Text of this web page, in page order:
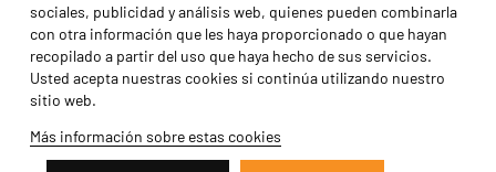
sociales, publicidad y análisis web, quienes pueden combinarla
con otra información que les haya proporcionado o que hayan
recopilado a partir del uso que haya hecho de sus servicios.
Usted acepta nuestras cookies si continúa utilizando nuestro
sitio web.
Más información sobre estas cookies